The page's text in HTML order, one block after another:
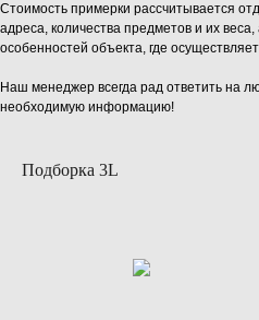
Стоимость примерки рассчитывается
адреса, количества предметов и их
особенностей объекта, где
Наш менеджер всегда рад ответить на
необходимую информацию!
Подборка 3L